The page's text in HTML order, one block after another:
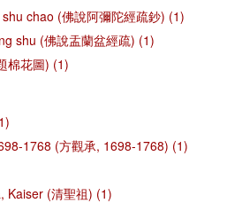
chao (佛說阿彌陀經疏鈔) (1)
shu (佛說盂蘭盆經疏) (1)
棉花圖) (1)
1768 (方觀承, 1698-1768) (1)
Kaiser (清聖祖) (1)